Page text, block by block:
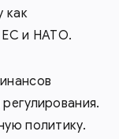
как
ЕС и НАТО.
политику.